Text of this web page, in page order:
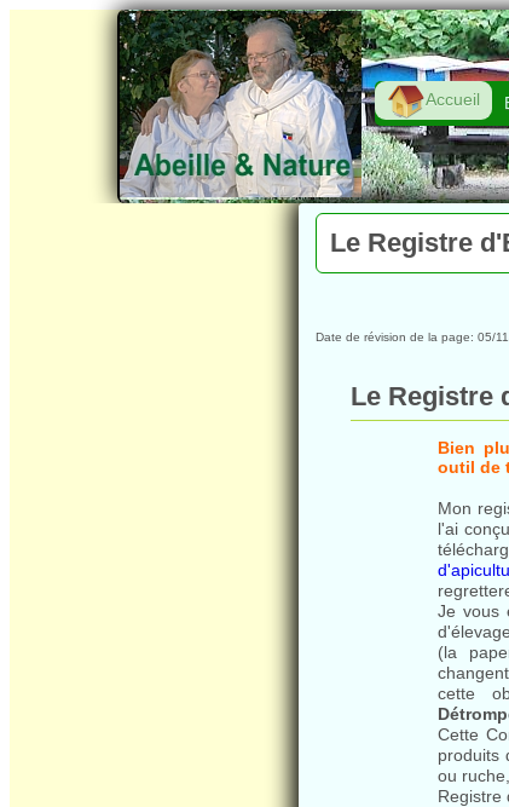
Accueil
Le Registre
Date de révision de la page:05/
Le Registre
Bien
outil de
Mon
l'ai
Je vous
(la
cette
Cette
produits
ou
Registre